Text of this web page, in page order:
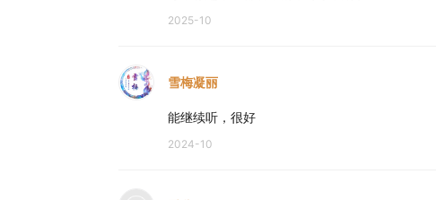
2025-10
雪梅凝丽
能继续听，很好
2024-10